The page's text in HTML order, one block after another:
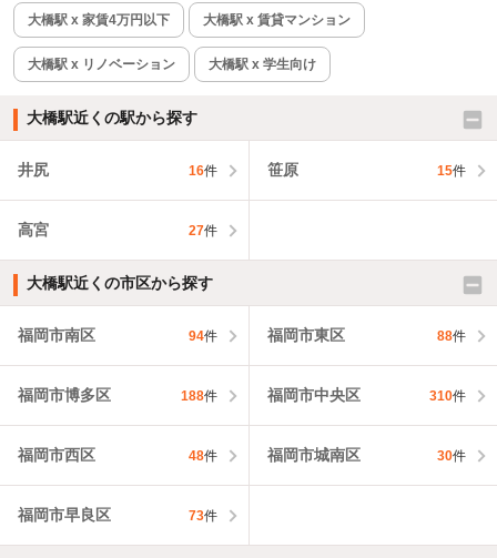
大橋駅 x 家賃4万円以下 大橋駅 x 賃貸マンション
大橋駅 x リノベーション 大橋駅 x 学生向け
大橋駅近くの駅から探す
井尻 16件 笹原 15件
高宮 27件
大橋駅近くの市区から探す
福岡市南区 94件 福岡市東区 88件
福岡市博多区 188件 福岡市中央区 310件
福岡市西区 48件 福岡市城南区 30件
福岡市早良区 73件